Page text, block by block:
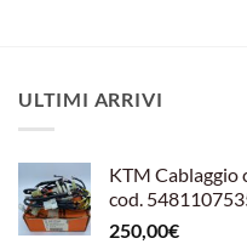
ULTIMI ARRIVI
KTM Cablaggio
cod.
250,00€